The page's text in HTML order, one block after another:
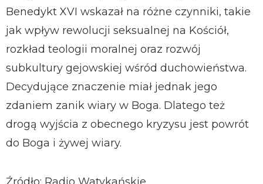
Benedykt XVI wskazał na różne czynniki, takie
jak wpływ rewolucji seksualnej na Kościół,
rozkład teologii moralnej oraz rozwój
subkultury gejowskiej wśród duchowieństwa.
Decydujące znaczenie miał jednak jego
zdaniem zanik wiary w Boga. Dlatego też
drogą wyjścia z obecnego kryzysu jest powrót
do Boga i żywej wiary.